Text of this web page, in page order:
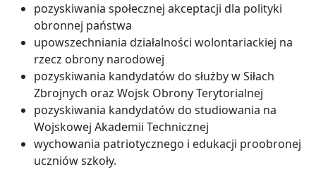
pozyskiwania społecznej akceptacji dla polityki
obronnej państwa
upowszechniania działalności wolontariackiej na
rzecz obrony narodowej
pozyskiwania kandydatów do służby w Siłach
Zbrojnych oraz Wojsk Obrony Terytorialnej
pozyskiwania kandydatów do studiowania na
Wojskowej Akademii Technicznej
wychowania patriotycznego i edukacji proobronej
uczniów szkoły.